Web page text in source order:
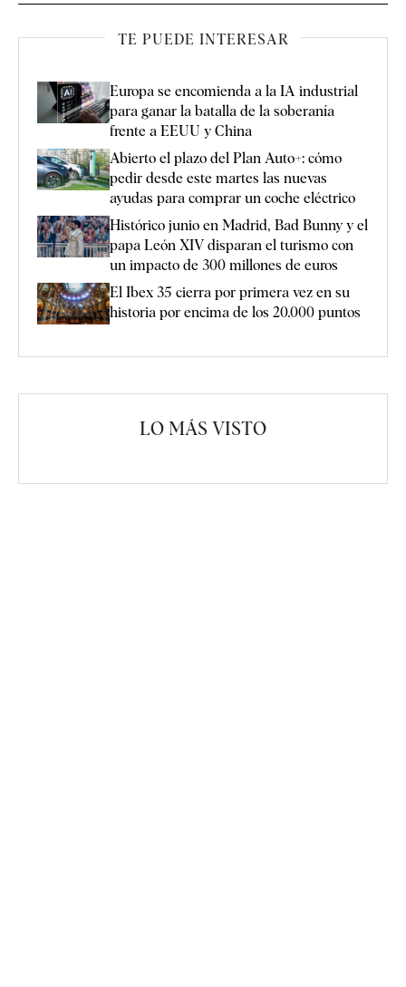
TE PUEDE INTERESAR
Europa se encomienda a la IA industrial
para ganar la batalla de la soberanía
frente a EEUU y China
Abierto el plazo del Plan Auto+: cómo
pedir desde este martes las nuevas
ayudas para comprar un coche eléctrico
Histórico junio en Madrid, Bad Bunny y el
papa León XIV disparan el turismo con
un impacto de 300 millones de euros
El Ibex 35 cierra por primera vez en su
historia por encima de los 20.000 puntos
LO MÁS VISTO